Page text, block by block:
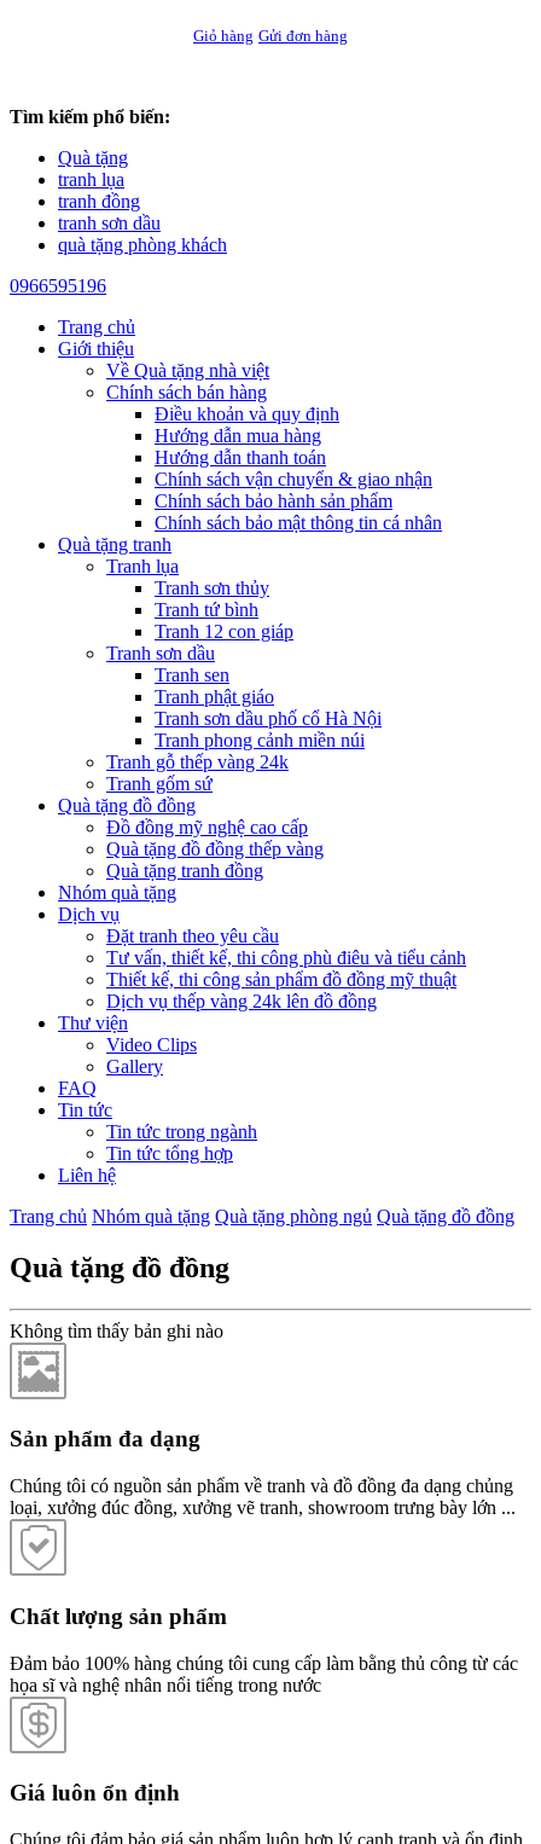
Giỏ hàng Gửi đơn hàng
Tìm kiếm phổ biến:
Quà tặng
tranh lụa
tranh đồng
tranh sơn dầu
quà tặng phòng khách
0966595196
Trang chủ
Giới thiệu
Về Quà tặng nhà việt
Chính sách bán hàng
Điều khoản và quy định
Hướng dẫn mua hàng
Hướng dẫn thanh toán
Chính sách vận chuyển & giao nhận
Chính sách bảo hành sản phẩm
Chính sách bảo mật thông tin cá nhân
Quà tặng tranh
Tranh lụa
Tranh sơn thủy
Tranh tứ bình
Tranh 12 con giáp
Tranh sơn dầu
Tranh sen
Tranh phật giáo
Tranh sơn dầu phố cổ Hà Nội
Tranh phong cảnh miền núi
Tranh gỗ thếp vàng 24k
Tranh gốm sứ
Quà tặng đồ đồng
Đồ đồng mỹ nghệ cao cấp
Quà tặng đồ đồng thếp vàng
Quà tặng tranh đồng
Nhóm quà tặng
Dịch vụ
Đặt tranh theo yêu cầu
Tư vấn, thiết kế, thi công phù điêu và tiểu cảnh
Thiết kế, thi công sản phẩm đồ đồng mỹ thuật
Dịch vụ thếp vàng 24k lên đồ đồng
Thư viện
Video Clips
Gallery
FAQ
Tin tức
Tin tức trong ngành
Tin tức tổng hợp
Liên hệ
Trang chủ Nhóm quà tặng Quà tặng phòng ngủ Quà tặng đồ đồng
Quà tặng đồ đồng
Không tìm thấy bản ghi nào
Sản phẩm đa dạng
Chúng tôi có nguồn sản phẩm về tranh và đồ đồng đa dạng chủng
loại, xưởng đúc đồng, xưởng vẽ tranh, showroom trưng bày lớn ...
Chất lượng sản phẩm
Đảm bảo 100% hàng chúng tôi cung cấp làm bằng thủ công từ các
họa sĩ và nghệ nhân nổi tiếng trong nước
Giá luôn ổn định
Chúng tôi đảm bảo giá sản phẩm luôn hợp lý cạnh tranh và ổn định.